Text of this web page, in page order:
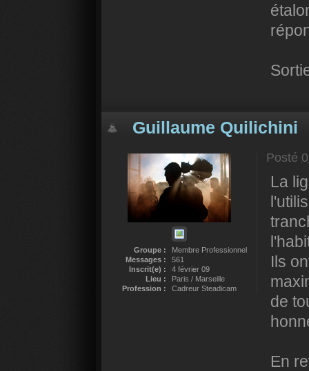
Guillaume Quilichini
Groupe :
Membre Professionnel
Messages :
561
Inscrit(e) :
4 février 09
Lieu :
Paris / Marseille
Profession :
Cadreur Steadicam
Posté
La
Ils
de
En